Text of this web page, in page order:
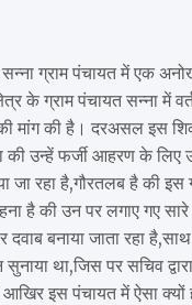
ग्राम पंचायत में एक
के ग्राम पंचायत सन्ना
की है। दरअसल इस
उन्हें फर्जी आहरण के लिए
जा रहा है,गौरतलब है की
की उन पर लगाए गए सारे
बनाया जाता रहा
था,जिस पर सचिव
इस पंचायत में ऐसा क्यों